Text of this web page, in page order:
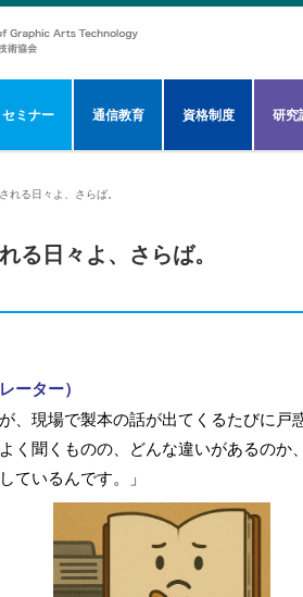
セミナー 通信教育 資格制度 研究
れる日々よ、さらば。
る日々よ、さらば。
ーター）
、現場で製本の話が出てくるたびに
く聞くものの、どんな違いがあるの
ているんです。」